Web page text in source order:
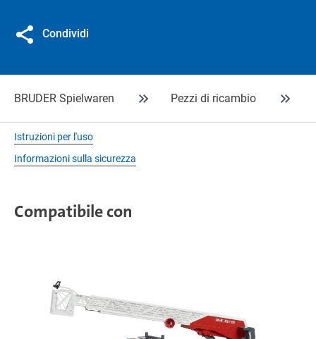
Condividi
BRUDER Spielwaren Pezzi di ricambio
Istruzioni per l'uso
Informazioni sulla sicurezza
Compatibile con